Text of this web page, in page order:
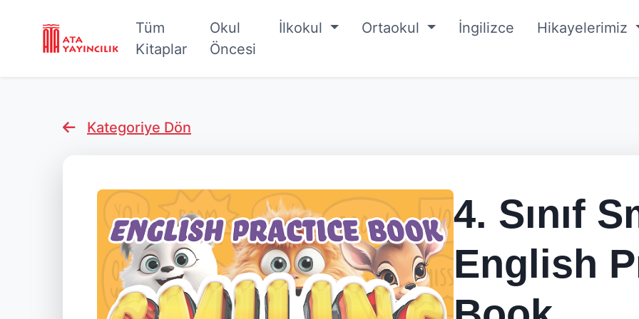
Tüm
Kitaplar
Okul
Öncesi
İlkokul Ortaokul İngilizce Hikayelerimiz
Kategoriye Dön
4. Sınıf
English